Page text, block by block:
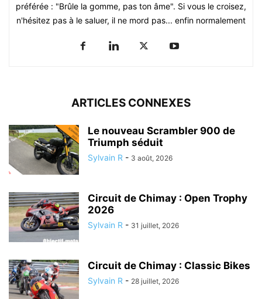
préférée : "Brûle la gomme, pas ton âme". Si vous le croisez,
n'hésitez pas à le saluer, il ne mord pas... enfin normalement
ARTICLES CONNEXES
Le nouveau Scrambler 900 de
Triumph séduit
Sylvain R - 3 août, 2026
Circuit de Chimay : Open Trophy
2026
Sylvain R - 31 juillet, 2026
Circuit de Chimay : Classic Bikes
Sylvain R - 28 juillet, 2026